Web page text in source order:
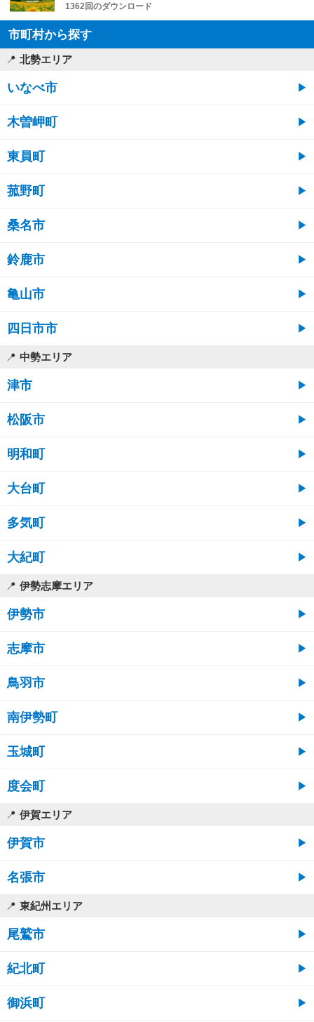
1362回のダウンロード
市町村から探す
北勢エリア
いなべ市
木曽岬町
東員町
菰野町
桑名市
鈴鹿市
亀山市
四日市市
中勢エリア
津市
松阪市
明和町
大台町
多気町
大紀町
伊勢志摩エリア
伊勢市
志摩市
鳥羽市
南伊勢町
玉城町
度会町
伊賀エリア
伊賀市
名張市
東紀州エリア
尾鷲市
紀北町
御浜町